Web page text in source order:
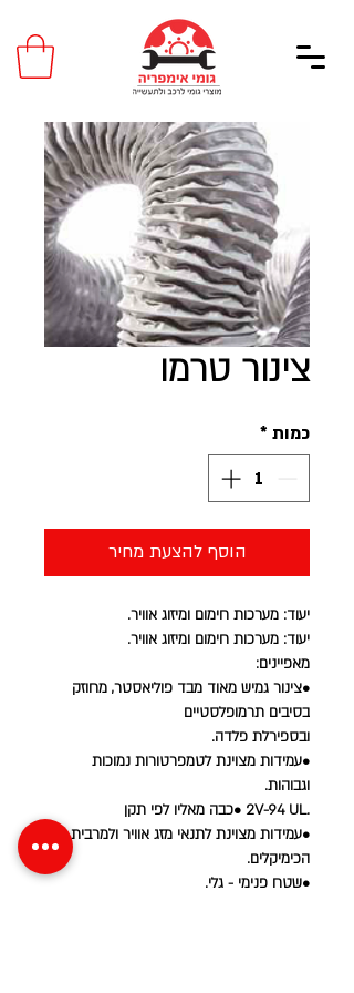
צינור טרמו
כמות *
הוסף להצעת מחיר
יעוד: מערכות חימום ומיזוג אוויר.
יעוד: מערכות חימום ומיזוג אוויר.
מאפיינים:
•צינור גמיש מאוד מבד פוליאסטר, מחוזק
בסיבים תרמופלסטיים
ובספירלת פלדה.
•עמידות מצוינת לטמפרטורות נמוכות
וגבוהות.
.2V-94 UL •כבה מאליו לפי תקן
•עמידות מצוינת לתנאי מזג אוויר ולמרבית
הכימיקלים.
•שטח פנימי - גלי.